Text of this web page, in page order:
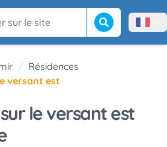
le site Lancer la Menù
Résidences
versant est
le versant est